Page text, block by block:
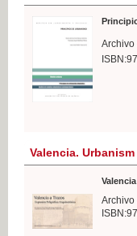
Archivo
Valencia.
Archivo